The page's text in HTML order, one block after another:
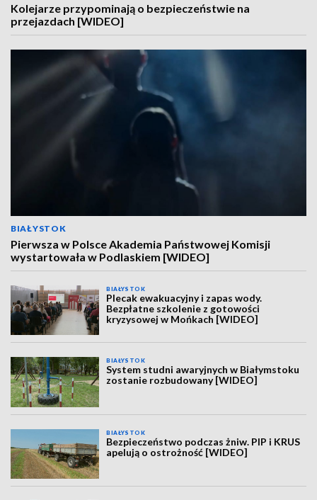
Kolejarze przypominają o bezpieczeństwie na
przejazdach [WIDEO]
BIAŁYSTOK
Pierwsza w Polsce Akademia Państwowej Komisji
wystartowała w Podlaskiem [WIDEO]
BIAŁYSTOK
Plecak ewakuacyjny i zapas wody.
Bezpłatne szkolenie z gotowości
kryzysowej w Mońkach [WIDEO]
BIAŁYSTOK
System studni awaryjnych w Białymstoku
zostanie rozbudowany [WIDEO]
BIAŁYSTOK
Bezpieczeństwo podczas żniw. PIP i KRUS
apelują o ostrożność [WIDEO]